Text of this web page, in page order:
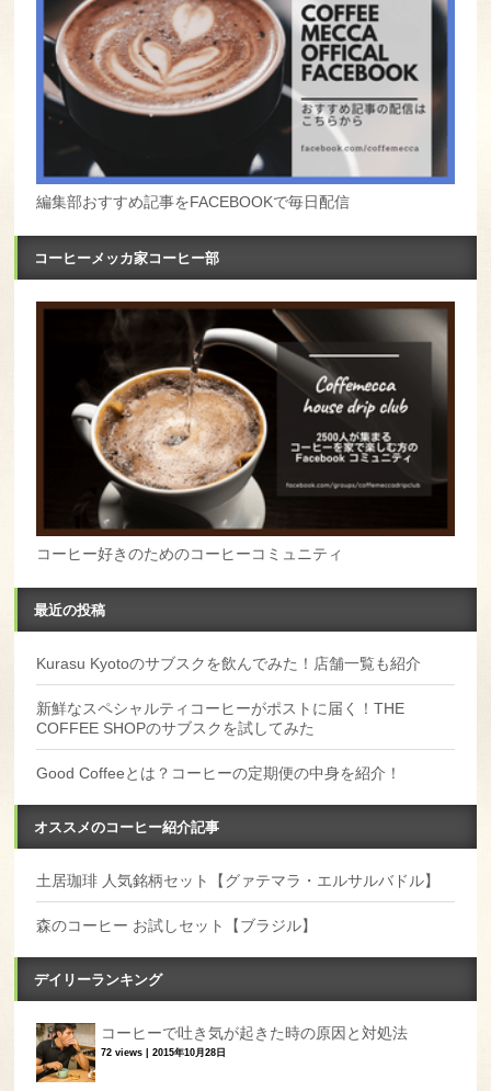
編集部おすすめ記事をFACEBOOKで毎日配信
コーヒーメッカ家コーヒー部
コーヒー好きのためのコーヒーコミュニティ
最近の投稿
Kurasu Kyotoのサブスクを飲んでみた！店舗一覧も紹介
新鮮なスペシャルティコーヒーがポストに届く！THE
COFFEE SHOPのサブスクを試してみた
Good Coffeeとは？コーヒーの定期便の中身を紹介！
オススメのコーヒー紹介記事
土居珈琲 人気銘柄セット【グァテマラ・エルサルバドル】
森のコーヒー お試しセット【ブラジル】
デイリーランキング
コーヒーで吐き気が起きた時の原因と対処法
72 views |2015年10月28日